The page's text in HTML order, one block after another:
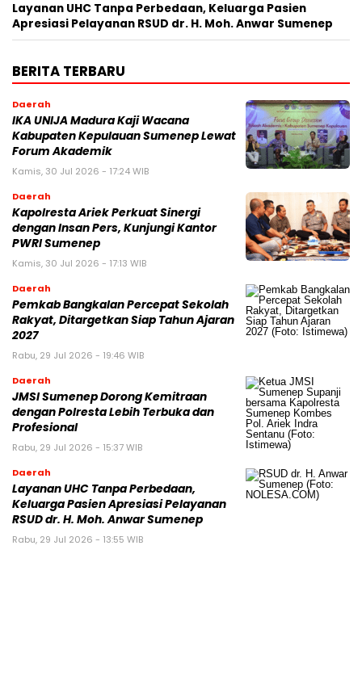
Layanan UHC Tanpa Perbedaan, Keluarga Pasien
Apresiasi Pelayanan RSUD dr. H. Moh. Anwar Sumenep
BERITA TERBARU
Daerah
IKA UNIJA Madura Kaji Wacana
Kabupaten Kepulauan Sumenep Lewat
Forum Akademik
Kamis, 30 Jul 2026 - 17:24 WIB
Daerah
Kapolresta Ariek Perkuat Sinergi
dengan Insan Pers, Kunjungi Kantor
PWRI Sumenep
Kamis, 30 Jul 2026 - 17:13 WIB
Daerah
Pemkab Bangkalan Percepat Sekolah
Rakyat, Ditargetkan Siap Tahun Ajaran
2027
Rabu, 29 Jul 2026 - 19:46 WIB
Daerah
JMSI Sumenep Dorong Kemitraan
dengan Polresta Lebih Terbuka dan
Profesional
Rabu, 29 Jul 2026 - 15:37 WIB
Daerah
Layanan UHC Tanpa Perbedaan,
Keluarga Pasien Apresiasi Pelayanan
RSUD dr. H. Moh. Anwar Sumenep
Rabu, 29 Jul 2026 - 13:55 WIB